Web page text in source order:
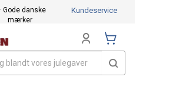
Gode danske
mærker
Kundeservice
Mærker